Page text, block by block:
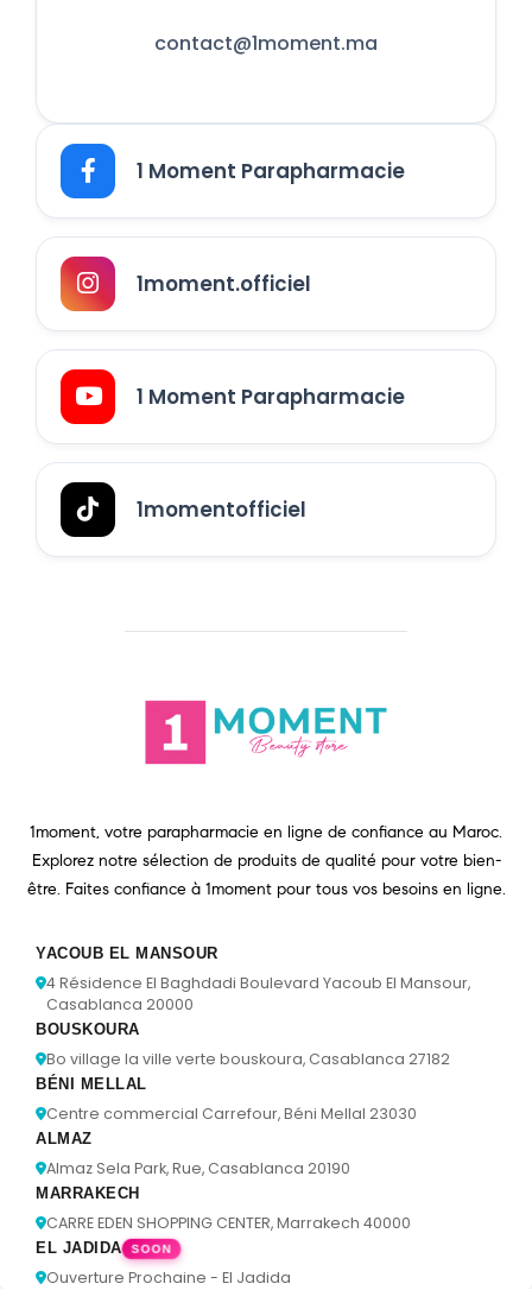
contact@1moment.ma
1 Moment Parapharmacie
1moment.officiel
1 Moment Parapharmacie
1momentofficiel
1moment, votre parapharmacie en ligne de confiance au Maroc.
Explorez notre sélection de produits de qualité pour votre bien-
être. Faites confiance à 1moment pour tous vos besoins en ligne.
YACOUB EL MANSOUR
4 Résidence El Baghdadi Boulevard Yacoub El Mansour,
Casablanca 20000
BOUSKOURA
Bo village la ville verte bouskoura, Casablanca 27182
BÉNI MELLAL
Centre commercial Carrefour, Béni Mellal 23030
ALMAZ
Almaz Sela Park, Rue, Casablanca 20190
MARRAKECH
CARRE EDEN SHOPPING CENTER, Marrakech 40000
EL JADIDA SOON
Ouverture Prochaine - El Jadida